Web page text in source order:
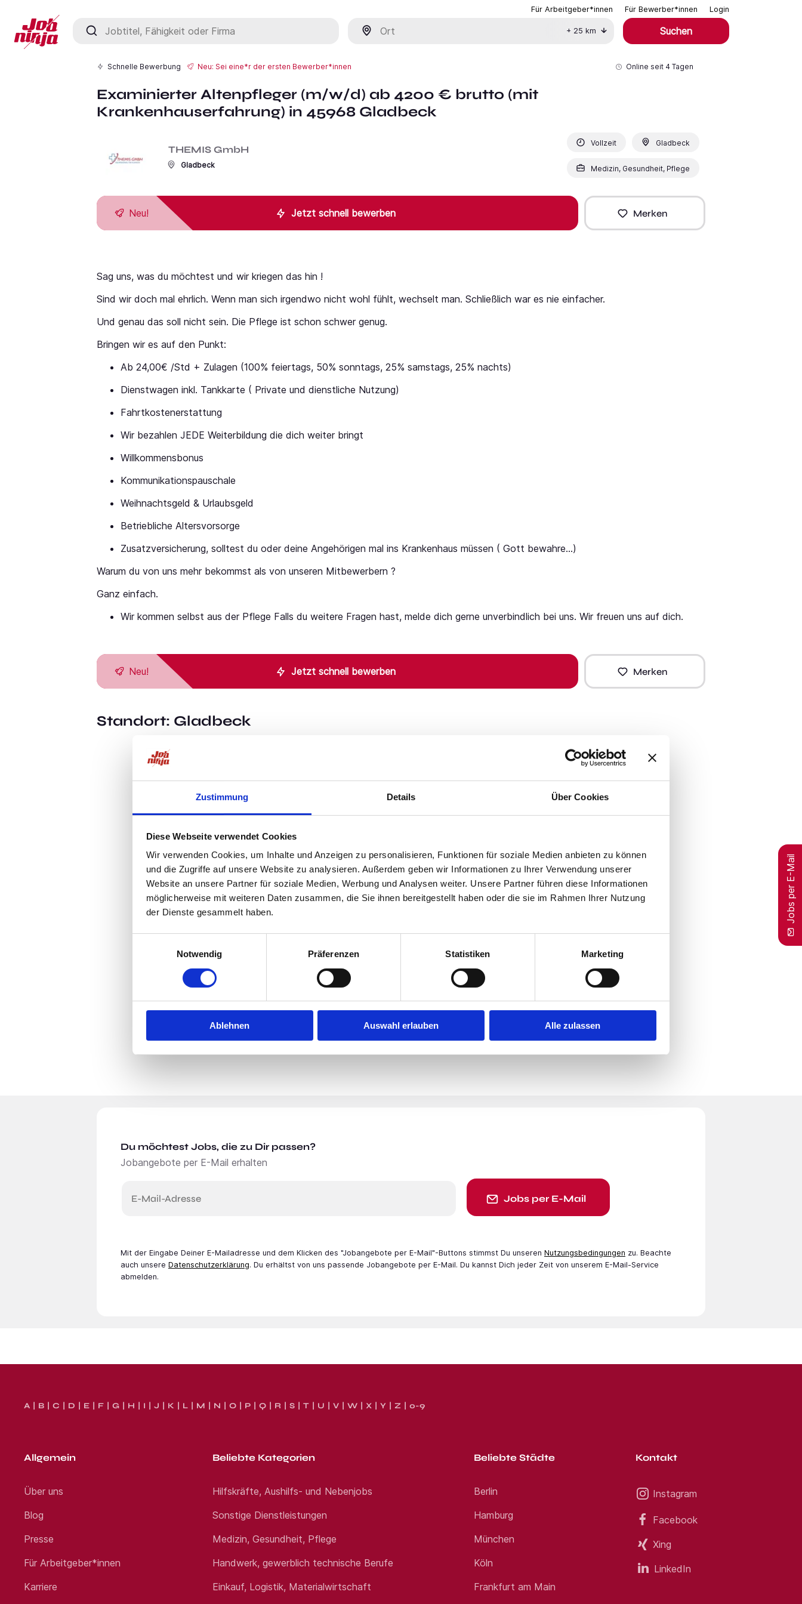
Zustimmung Details Über Cookies
Diese Webseite verwendet Cookies
Wir verwenden Cookies, um Inhalte und Anzeigen zu personalisieren, Funktionen für soziale Medien anbieten zu können
und die Zugriffe auf unsere Website zu analysieren. Außerdem geben wir Informationen zu Ihrer Verwendung unserer
Website an unsere Partner für soziale Medien, Werbung und Analysen weiter. Unsere Partner führen diese Informationen
möglicherweise mit weiteren Daten zusammen, die Sie ihnen bereitgestellt haben oder die sie im Rahmen Ihrer Nutzung
der Dienste gesammelt haben.
Notwendig
Präferenzen Statistiken Marketing
Ablehnen Auswahl erlauben Alle zulassen
Für Arbeitgeber*innen Für Bewerber*innen Login
Jobtitel, Fähigkeit oder Firma
+ 25 km Suchen
Schnelle Bewerbung Neu: Sei eine*r der ersten Bewerber*innen Online seit 4 Tagen
Examinierter Altenpfleger (m/w/d) ab 4200 € brutto (mit
Krankenhauserfahrung) in 45968 Gladbeck
THEMIS GmbH
Gladbeck
Vollzeit Gladbeck
Medizin, Gesundheit, Pflege
Jetzt schnell bewerben
Neu! Merken
Sag uns, was du möchtest und wir kriegen das hin !
Sind wir doch mal ehrlich. Wenn man sich irgendwo nicht wohl fühlt, wechselt man. Schließlich war es nie einfacher.
Und genau das soll nicht sein. Die Pflege ist schon schwer genug.
Bringen wir es auf den Punkt:
Ab 24,00€ /Std + Zulagen (100% feiertags, 50% sonntags, 25% samstags, 25% nachts)
Dienstwagen inkl. Tankkarte ( Private und dienstliche Nutzung)
Fahrtkostenerstattung
Wir bezahlen JEDE Weiterbildung die dich weiter bringt
Willkommensbonus
Kommunikationspauschale
Weihnachtsgeld & Urlaubsgeld
Betriebliche Altersvorsorge
Zusatzversicherung, solltest du oder deine Angehörigen mal ins Krankenhaus müssen ( Gott bewahre...)
Warum du von uns mehr bekommst als von unseren Mitbewerbern ?
Ganz einfach.
Wir kommen selbst aus der Pflege Falls du weitere Fragen hast, melde dich gerne unverbindlich bei uns. Wir freuen uns auf dich.
Jetzt schnell bewerben
Neu! Merken
Standort: Gladbeck
Du möchtest Jobs, die zu Dir passen?
Jobangebote per E-Mail erhalten
E-Mail-Adresse Jobs per E-Mail
Mit der Eingabe Deiner E-Mail­adresse und dem Klicken des "Jobangebote per E-Mail"-Buttons stimmst Du unseren Nutzungsbedingungen zu. Beachte
auch unsere Datenschutzerklärung. Du erhältst von uns passende Jobangebote per E-Mail. Du kannst Dich jeder Zeit von unserem E-Mail-Service
abmelden.
Jobs per E-Mail
A B C D E F G H I J K L M N O P Q R S T U V W X Y Z 0-9
Allgemein
Über uns
Blog
Presse
Für Arbeitgeber*innen
Karriere
Beliebte Kategorien
Hilfskräfte, Aushilfs- und Nebenjobs
Sonstige Dienstleistungen
Medizin, Gesundheit, Pflege
Handwerk, gewerblich technische Berufe
Einkauf, Logistik, Materialwirtschaft
Beliebte Städte
Berlin
Hamburg
München
Köln
Frankfurt am Main
Kontakt
Instagram
Facebook
Xing
LinkedIn